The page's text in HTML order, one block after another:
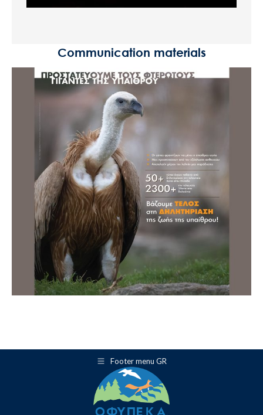
Communication materials
Footer menu GR